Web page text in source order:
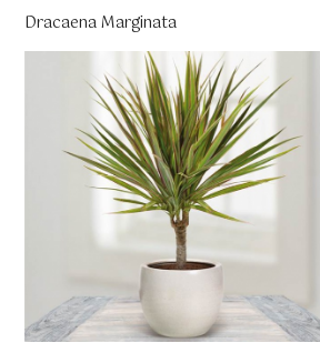
Dracaena Marginata